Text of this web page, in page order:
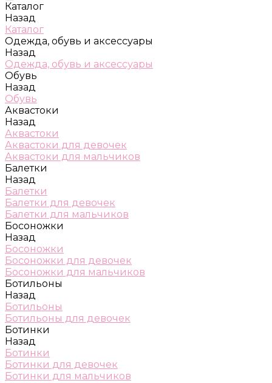
Каталог
Назад
Каталог
Одежда, обувь и аксессуары
Назад
Одежда, обувь и аксессуары
Обувь
Назад
Обувь
Аквастоки
Назад
Аквастоки
Аквастоки для девочек
Аквастоки для мальчиков
Балетки
Назад
Балетки
Балетки для девочек
Балетки для мальчиков
Босоножки
Назад
Босоножки
Босоножки для девочек
Босоножки для мальчиков
Ботильоны
Назад
Ботильоны
Ботильоны для девочек
Ботинки
Назад
Ботинки
Ботинки для девочек
Ботинки для мальчиков